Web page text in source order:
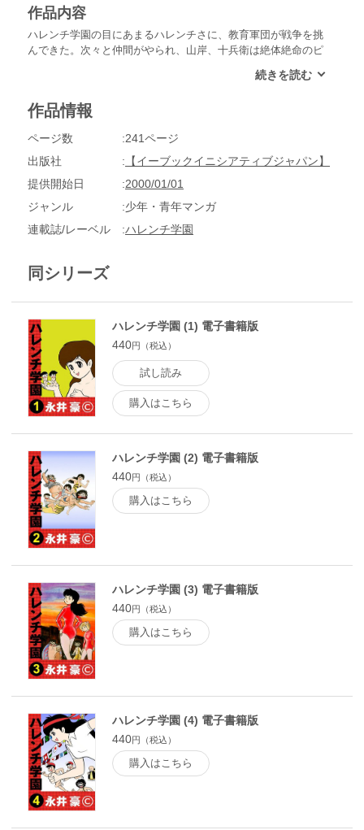
作品内容
ハレンチ学園の目にあまるハレンチさに、教育軍団が戦争を挑
んできた。次々と仲間がやられ、山岸、十兵衛は絶体絶命のピ
作品情報
ページ数
241ページ
出版社
【イーブックイニシアティブジャパン】
提供開始日
2000/01/01
ジャンル
少年・青年マンガ
連載誌/レーベル
ハレンチ学園
同シリーズ
ハレンチ学園 (1) 電子書籍版
440円（税込）
試し読み
購入はこちら
ハレンチ学園 (2) 電子書籍版
440円（税込）
購入はこちら
ハレンチ学園 (3) 電子書籍版
440円（税込）
購入はこちら
ハレンチ学園 (4) 電子書籍版
440円（税込）
購入はこちら